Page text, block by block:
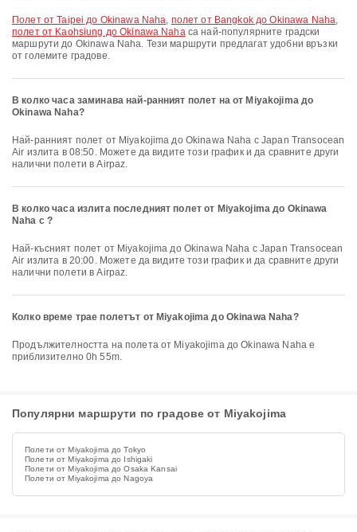
полет от Taipei до Okinawa Naha, полет от Bangkok до Okinawa Naha,
полет от Kaohsiung до Okinawa Nahaса най-популярните градски
маршрути до Okinawa Naha. Тези маршрути предлагат удобни връзки
от големите градове.
В колко часа заминава най-ранният полет на от Miyakojima до
Okinawa Naha?
Най-ранният полет от Miyakojima до Okinawa Naha с Japan Transocean
Air излита в 08:50. Можете да видите този график и да сравните други
налични полети в Airpaz.
В колко часа излита последният полет от Miyakojima до Okinawa
Naha с ?
Най-късният полет от Miyakojima до Okinawa Naha с Japan Transocean
Air излита в 20:00. Можете да видите този график и да сравните други
налични полети в Airpaz.
Колко време трае полетът от Miyakojima до Okinawa Naha?
Продължителността на полета от Miyakojima до Okinawa Naha е
приблизително 0h 55m.
Популярни маршрути по градове от Miyakojima
Полети от Miyakojima до Tokyo
Полети от Miyakojima до Ishigaki
Полети от Miyakojima до Osaka Kansai
Полети от Miyakojima до Nagoya